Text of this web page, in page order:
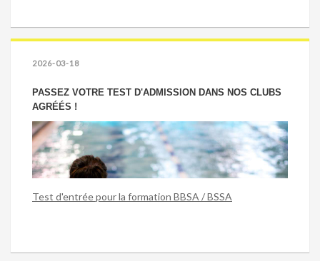
2026-03-18
PASSEZ VOTRE TEST D'ADMISSION DANS NOS CLUBS
AGRÉÉS !
Test d'entrée pour la formation BBSA / BSSA